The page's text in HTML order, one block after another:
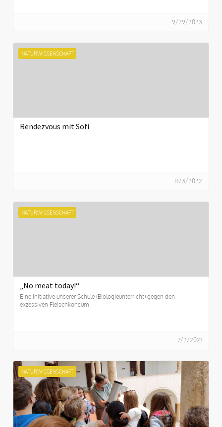
9/29/2023
NATURWISSENSCHAFT
Rendezvous mit Sofi
11/3/2022
NATURWISSENSCHAFT
„No meat today!“
Eine Initiative unserer Schule (Biologieunterricht) gegen den
exzessiven Fleischkonsum
7/2/2021
NATURWISSENSCHAFT